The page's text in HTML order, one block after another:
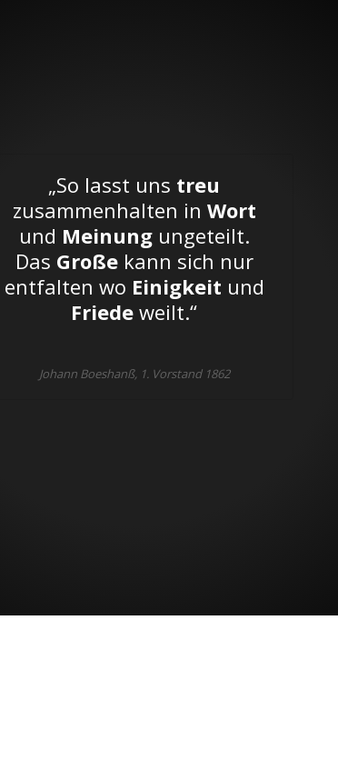
„So lasst uns treu
zusammenhalten in Wort
und Meinungungeteilt.
Das Großekann sich nur
entfalten wo Einigkeit und
Friede weilt.“
Johann Boeshanß, 1. Vorstand 1862